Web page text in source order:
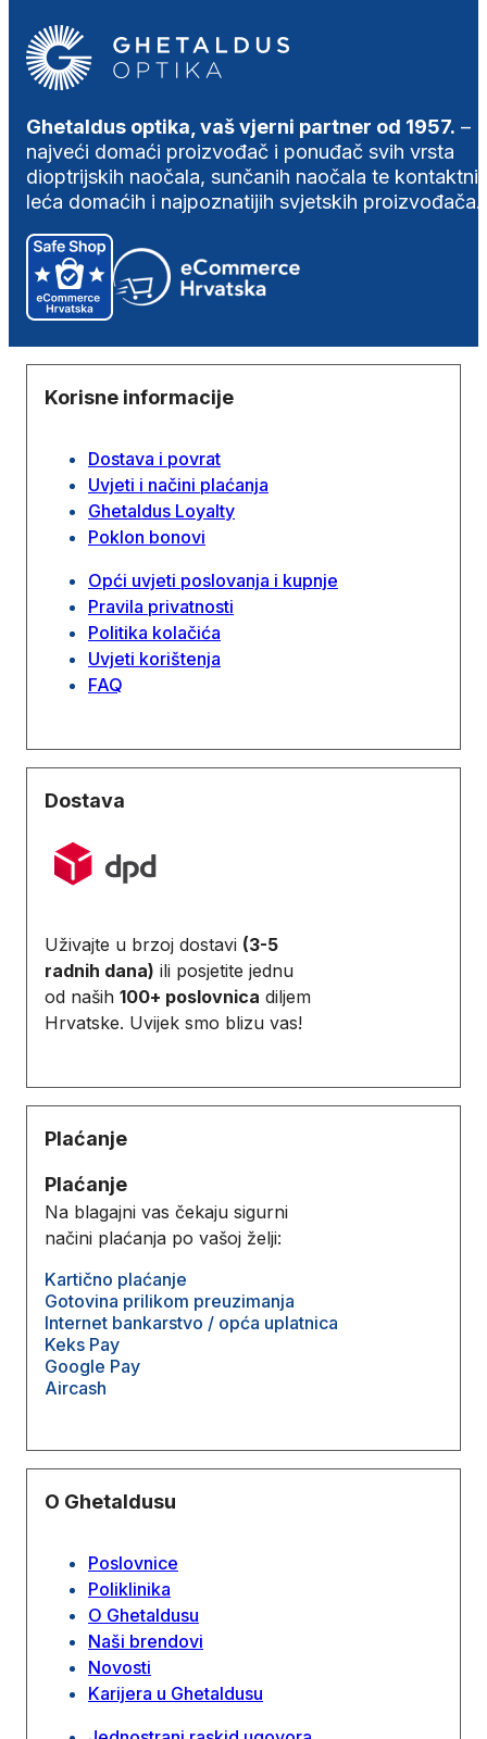
Ghetaldus optika, vaš vjerni partner od 1957. –
najveći domaći proizvođač i ponuđač svih vrsta
dioptrijskih naočala, sunčanih naočala te
leća domaćih i najpoznatijih svjetskih proizvođača.
Korisne informacije
Dostava i povrat
Uvjeti i načini plaćanja
Ghetaldus Loyalty
Poklon bonovi
Opći uvjeti poslovanja i kupnje
Pravila privatnosti
Politika kolačića
Uvjeti korištenja
FAQ
Dostava
Uživajte u brzoj dostavi (3-5
radnih dana) ili posjetite jednu
od naših 100+ poslovnica diljem
Hrvatske. Uvijek smo blizu vas!
Plaćanje
Plaćanje
Na blagajni vas čekaju sigurni
načini plaćanja po vašoj želji:
Kartično plaćanje
Gotovina prilikom preuzimanja
Internet bankarstvo / opća uplatnica
Keks Pay
Google Pay
Aircash
O Ghetaldusu
Poslovnice
Poliklinika
O Ghetaldusu
Naši brendovi
Novosti
Karijera u Ghetaldusu